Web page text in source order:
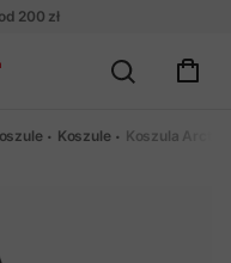
200 zł
Koszule Koszula